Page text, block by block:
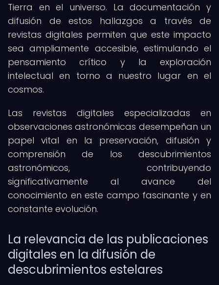
Tierra en el universo. La documentación y
difusión de estos hallazgos a través de
revistas digitales permiten que este impacto
sea ampliamente accesible, estimulando el
pensamiento crítico y la exploración
intelectual en torno a nuestro lugar en el
cosmos.
Las revistas digitales especializadas en
observaciones astronómicas desempeñan un
papel vital en la preservación, difusión y
comprensión de los descubrimientos
astronómicos, contribuyendo
significativamente al avance del
conocimiento en este campo fascinante y en
constante evolución.
La relevancia de las publicaciones
digitales en la difusión de
descubrimientos estelares